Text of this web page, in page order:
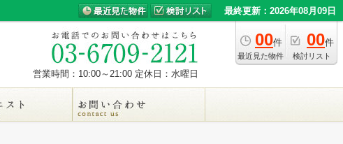
最終更新：2026年08月09日
00件
最近見た物件
00件
検討リスト
営業時間：10:00～21:00 定休日：水曜日